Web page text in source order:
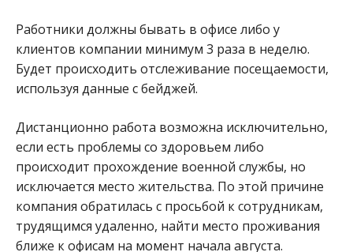
Работники должны бывать в офисе либо у
клиентов компании минимум 3 раза в неделю.
Будет происходить отслеживание посещаемости,
используя данные с бейджей.
Дистанционно работа возможна исключительно,
если есть проблемы со здоровьем либо
происходит прохождение военной службы, но
исключается место жительства. По этой причине
компания обратилась с просьбой к сотрудникам,
трудящимся удаленно, найти место проживания
ближе к офисам на момент начала августа.